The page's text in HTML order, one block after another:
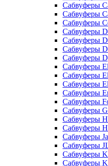
Сабвуферы
Сабвуферы
Сабвуферы
Сабвуферы
Сабвуферы
Сабвуферы
Сабвуферы
Сабвуферы
Сабвуферы
Сабвуферы
Сабвуферы
Сабвуферы
Сабвуферы
Сабвуферы
Сабвуферы
Сабвуферы
Сабвуферы
Сабвуферы
Сабвуферы